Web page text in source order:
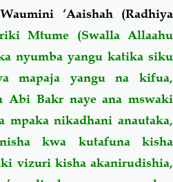
‘Aaishah (Radhiya
Mtume (Swalla Allaahu
nyumba yangu katika siku
mapaja yangu na kifua,
Abi Bakr naye ana mswaki
mpaka nikadhani anautaka,
kwa kutafuna kisha
vizuri kisha akanirudishia,